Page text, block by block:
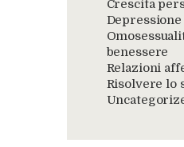
Crescita
benessere
Relazioni
Risolvere lo